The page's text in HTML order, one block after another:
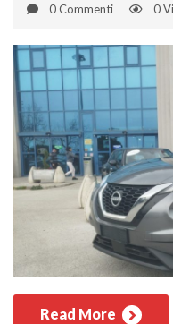
0 Commenti
0
Read More